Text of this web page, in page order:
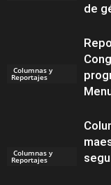
de
Columnas y
Reportajes
Columnas y
Reportajes